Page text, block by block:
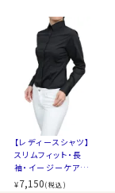
【レディースシャツ】
スリムフィット・長
袖・イージーケア・ス
トレッチ・ボタンダウ
¥7,150(税込)